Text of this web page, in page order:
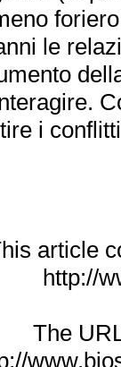
le
i
article
http://
The